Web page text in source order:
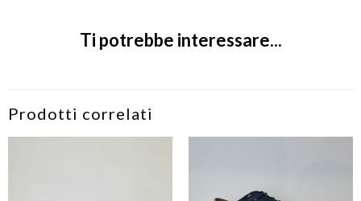
Ti potrebbe interessare...
Prodotti correlati